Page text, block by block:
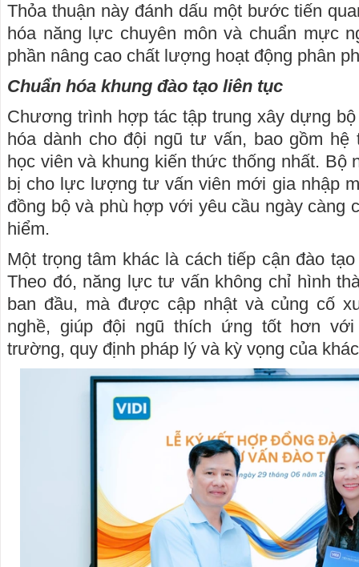
Thỏa thuận này đánh dấu một bước tiến
hóa năng lực chuyên môn và chuẩn mực
phần nâng cao chất lượng hoạt động phân
Chuẩn hóa khung đào tạo liên tục
Chương trình hợp tác tập trung xây dựng
hóa dành cho đội ngũ tư vấn, bao gồm hệ
học viên và khung kiến thức thống nhất. Bộ
bị cho lực lượng tư vấn viên mới gia nhập
đồng bộ và phù hợp với yêu cầu ngày càng
hiểm.
Một trọng tâm khác là cách tiếp cận đào
Theo đó, năng lực tư vấn không chỉ hình
ban đầu, mà được cập nhật và củng cố
nghề, giúp đội ngũ thích ứng tốt hơn
trường, quy định pháp lý và kỳ vọng của